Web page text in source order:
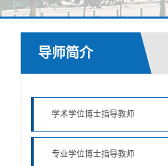
导师简介
学术学位博士指导教师
专业学位博士指导教师